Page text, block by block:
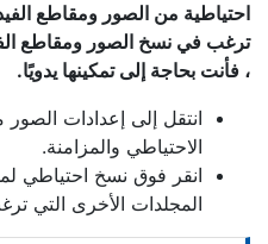
احتياطية من الصور ومقاطع
ترغب في نسخ الصور ومقاطع
، فأنت بحاجة إلى تمكينها يدويًا.
انتقل إلى إعدادات
الاحتياطي والمزامنة.
انقر فوق نسخ احتياطي
المجلدات الأخرى التي